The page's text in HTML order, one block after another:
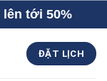
lên tới 50%
ĐẶT LỊCH